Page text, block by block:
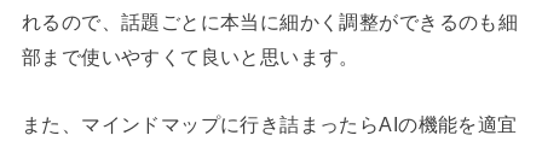
れるので、話題ごとに本当に細かく調整ができるのも細
部まで使いやすくて良いと思います。
また、マインドマップに行き詰まったらAIの機能を適宜